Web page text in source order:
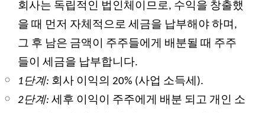
회사는 독립적인 법인체이므로, 수익을 창출했
을 때 먼저 자체적으로 세금을 납부해야 하며,
그 후 남은 금액이 주주들에게 배분될 때 주주
들이 세금을 납부합니다.
1단계: 회사 이익의 20% (사업 소득세).
2단계: 세후 이익이 주주에게 배분 되고 개인 소